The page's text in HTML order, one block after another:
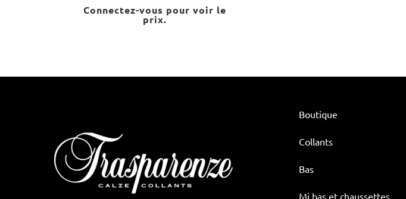
Connectez-vous pour voir le
prix.
Boutique
Collants
Bas
Mi bas et chaussettes